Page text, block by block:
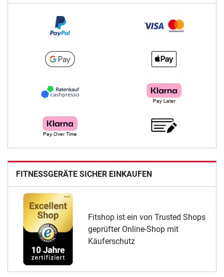
FITNESSGERÄTE SICHER EINKAUFEN
Fitshop ist ein von Trusted Shops
geprüfter Online-Shop mit
Käuferschutz